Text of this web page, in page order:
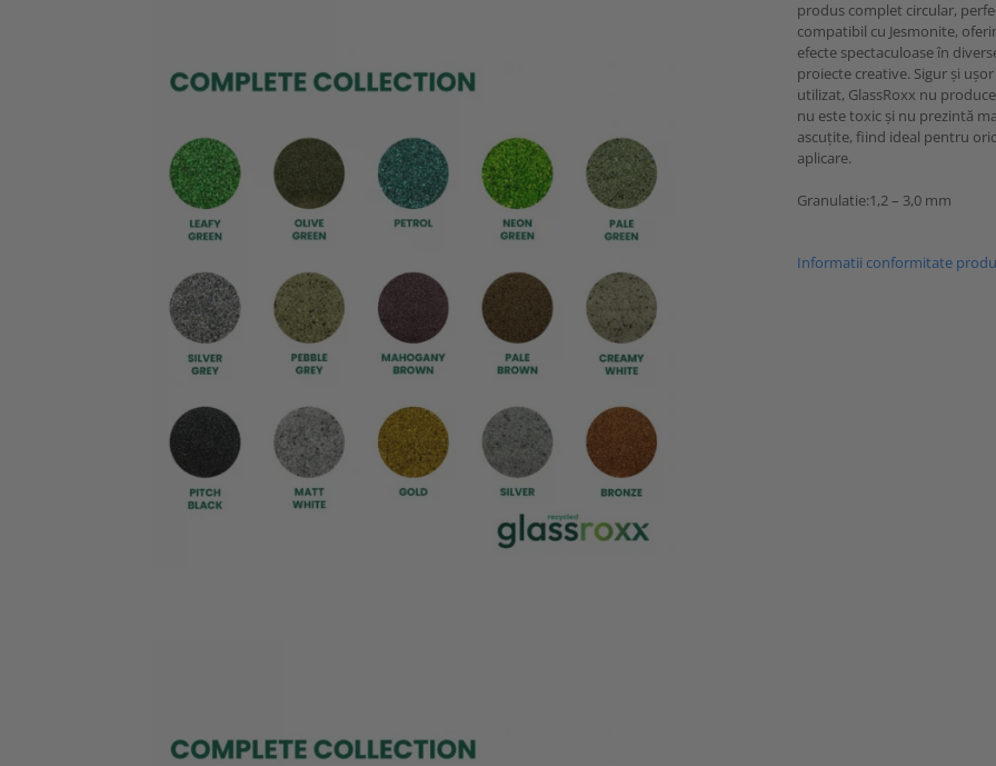
produs complet circular,
compatibil cu Jesmonite,
efecte spectaculoase în
proiecte creative. Sigur și
utilizat, GlassRoxx nu
nu este toxic și nu prezintă
ascuțite, fiind ideal pentru
aplicare.
Granulatie:1,2 – 3,0 mm
Informatii conformitate